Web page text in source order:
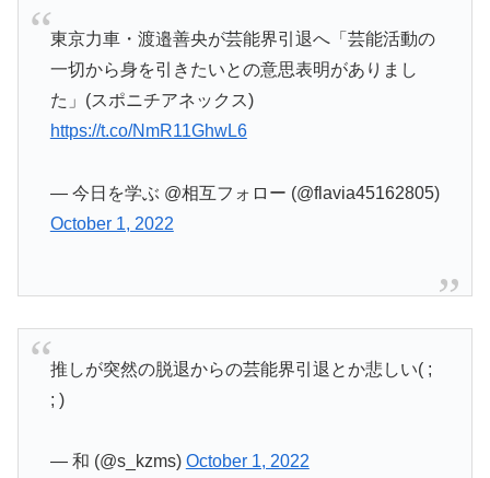
東京力車・渡邉善央が芸能界引退へ「芸能活動の
一切から身を引きたいとの意思表明がありまし
た」(スポニチアネックス)
https://t.co/NmR11GhwL6
— 今日を学ぶ @相互フォロー (@flavia45162805)
October 1, 2022
推しが突然の脱退からの芸能界引退とか悲しい( ;
; )
— 和 (@s_kzms) October 1, 2022